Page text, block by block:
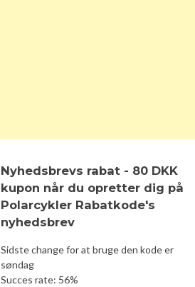
Nyhedsbrevs rabat - 80 DKK
kupon når du opretter dig på
Polarcykler Rabatkode's
nyhedsbrev
Sidste change for at bruge den kode er
søndag
Succes rate: 56%